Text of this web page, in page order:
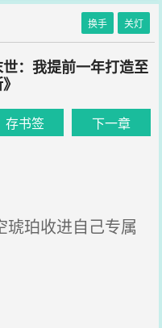
换手 关灯
：我提前一年打造至
存书签 下一章
珀收进自己专属